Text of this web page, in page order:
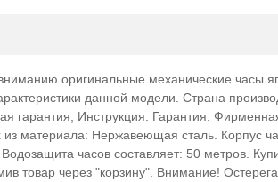
оригинальные механические часы
данной модели. Страна
гарантия, Инструкция. Гарантия:
материала: Нержавеющая сталь. Корпус
часов составляет: 50 метров.
товар через "корзину". Внимание!